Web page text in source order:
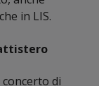
in LIS.
concerto di